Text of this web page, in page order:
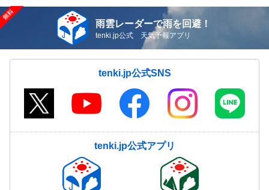
雨雲レーダーで雨を回避！
tenki.jp公式 天気予報アプリ
tenki.jp公式SNS
tenki.jp公式アプリ